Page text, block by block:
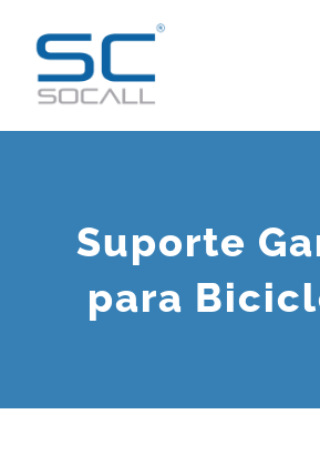
content
Suporte
para